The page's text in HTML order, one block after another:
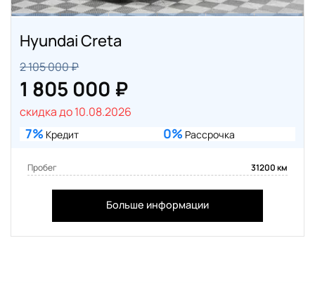
Hyundai Creta
2 105 000 ₽
1 805 000 ₽
скидка до 10.08.2026
7% Кредит 0% Рассрочка
Пробег 31200 км
Больше информации